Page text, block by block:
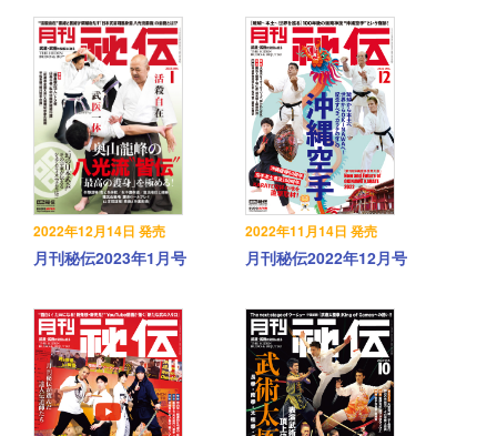
2022年12月14日 発売
月刊秘伝2023年1月号
2022年11月14日 発売
月刊秘伝2022年12月号